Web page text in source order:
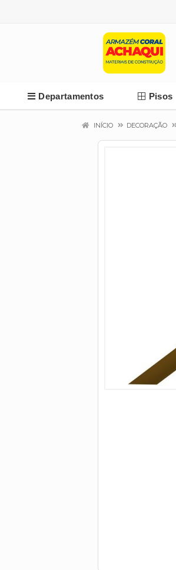
Departamentos Pisos
INÍCIO DECORAÇÃO